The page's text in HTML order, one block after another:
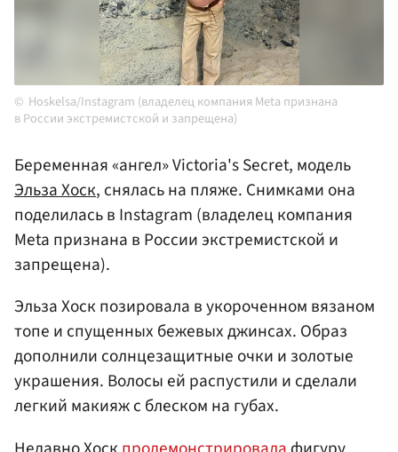
Hoskelsa/Instagram (владелец компания Meta признана
в России экстремистской и запрещена)
Беременная «ангел» Victoria's Secret, модель
Эльза Хоск, снялась на пляже. Снимками она
поделилась в Instagram (владелец компания
Meta признана в России экстремистской и
запрещена).
Эльза Хоск позировала в укороченном вязаном
топе и спущенных бежевых джинсах. Образ
дополнили солнцезащитные очки и золотые
украшения. Волосы ей распустили и сделали
легкий макияж с блеском на губах.